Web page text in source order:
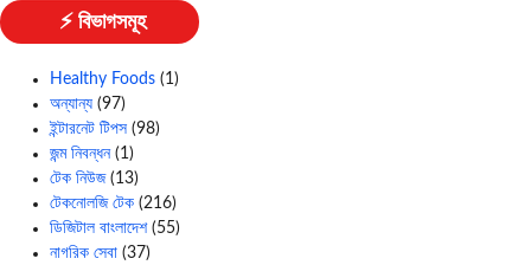
⚡ বিভাগসমূহ
Healthy Foods (1)
অন্যান্য (97)
ইন্টারনেট টিপস (98)
জন্ম নিবন্ধন(1)
টেক নিউজ(13)
টেকনোলজি টেক (216)
ডিজিটাল বাংলাদেশ(55)
নাগরিক সেবা (37)